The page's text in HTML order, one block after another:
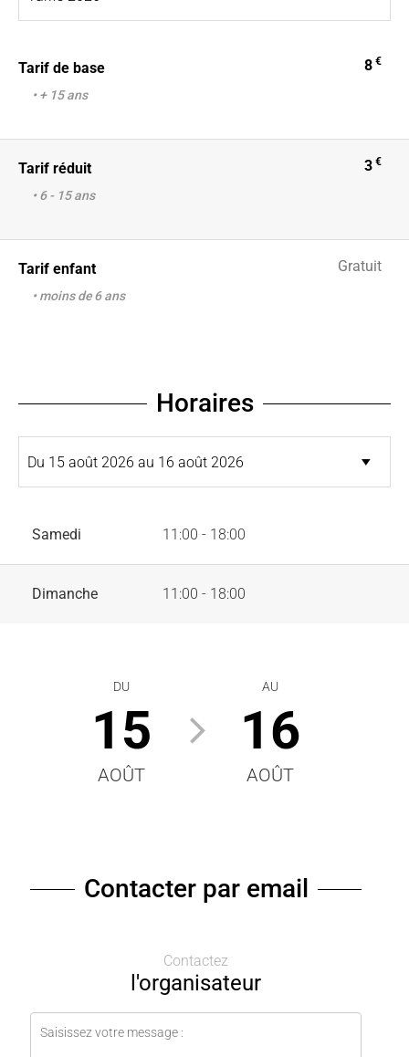
Tarif de base 8 €
• + 15 ans
Tarif réduit 3 €
• 6 - 15 ans
Tarif enfant Gratuit
• moins de 6 ans
Horaires
Samedi 11:00 - 18:00
Dimanche 11:00 - 18:00
DU
15
AOÛT
AU
16
AOÛT
Contacter par email
Contactez
l'organisateur